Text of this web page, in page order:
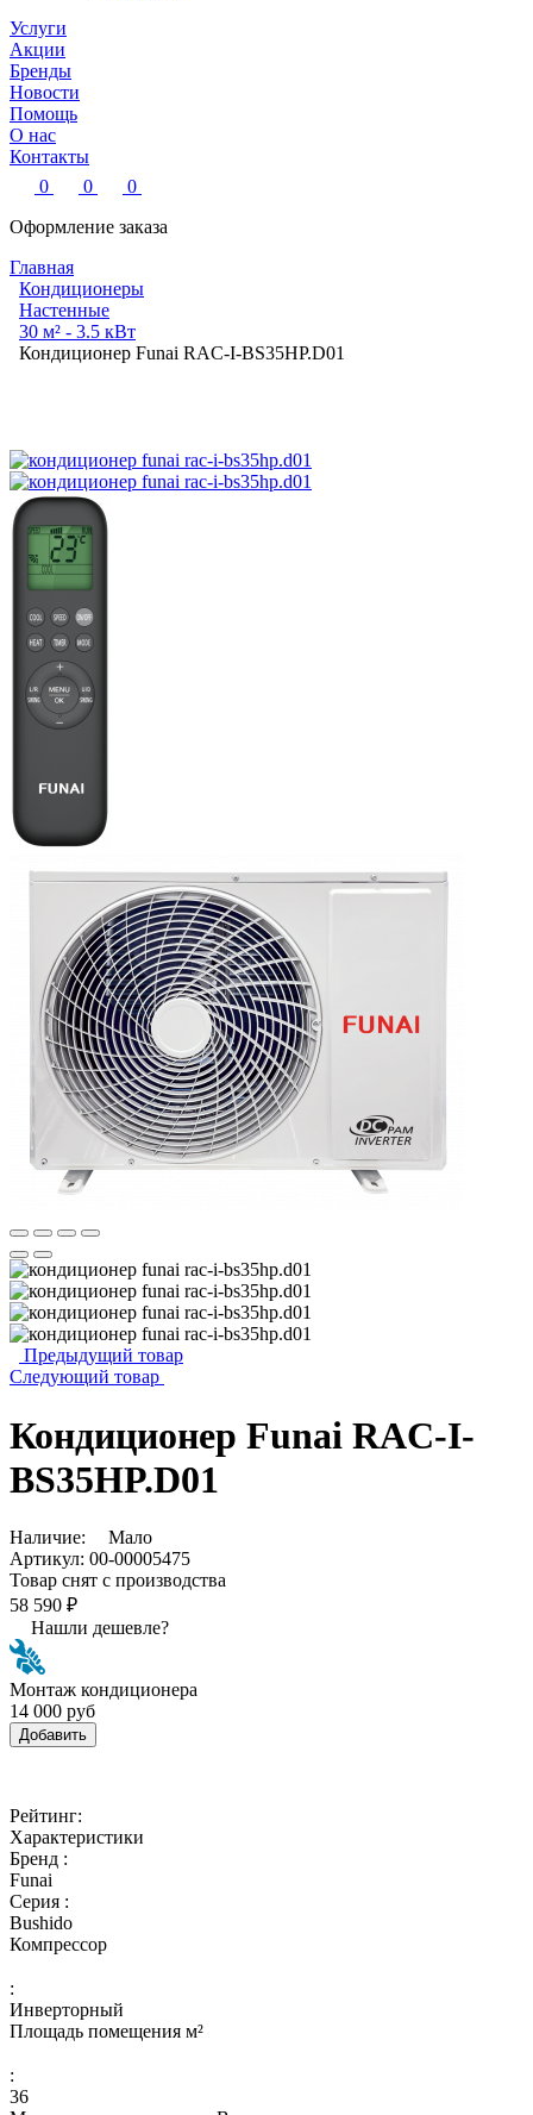
Услуги
Акции
Бренды
Новости
Помощь
О нас
Контакты
0
0
0
Оформление заказа
Главная
Кондиционеры
Настенные
30 м² - 3.5 кВт
Кондиционер Funai RAC-I-BS35HP.D01
Предыдущий товар
Следующий товар
Кондиционер Funai RAC-I-
BS35HP.D01
Наличие:
Мало
Артикул: 00-00005475
Товар снят с производства
58 590 ₽
Нашли дешевле?
Монтаж кондиционера
14 000 руб
Добавить
Рейтинг:
Характеристики
Бренд :
Funai
Серия :
Bushido
Компрессор
:
Инверторный
Площадь помещения м²
:
36